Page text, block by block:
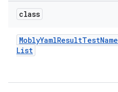
class
MoblyYamlResultTestName
List